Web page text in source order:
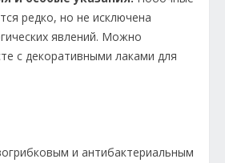
редко, но не исключена
явлений. Можно
с декоративными лаками для
и антибактериальным